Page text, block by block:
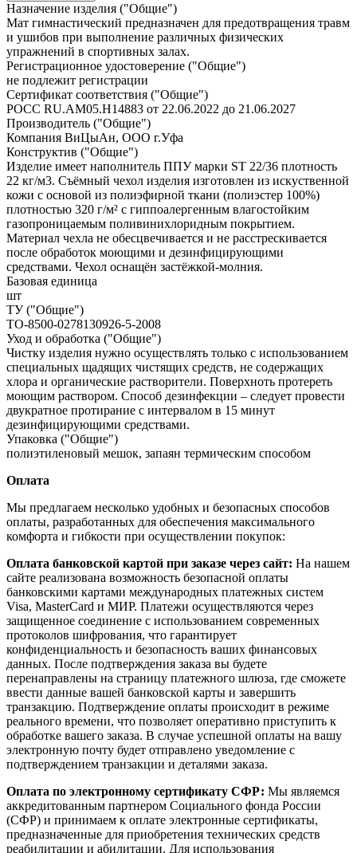
Назначение изделия ("Общие")
Мат гимнастический предназначен для предотвращения травм
и ушибов при выполнение различных физических
упражнений в спортивных залах.
Регистрационное удостоверение ("Общие")
не подлежит регистрации
Сертификат соответствия ("Общие")
РОСС RU.АМ05.H14883 от 22.06.2022 до 21.06.2027
Производитель ("Общие")
Компания ВиЦыАн, ООО г.Уфа
Конструктив ("Общие")
Изделие имеет наполнитель ППУ марки ST 22/36 плотность
22 кг/м3. Съёмный чехол изделия изготовлен из искуственной
кожи с основой из полиэфирной ткани (полиэстер 100%)
плотностью 320 г/м² с гиппоалергенным влагостойким
газопроницаемым поливинихлоридным покрытием.
Материал чехла не обесцвечивается и не расстрескивается
после обработок моющими и дезинфицирующими
средствами. Чехол оснащён застёжкой-молния.
Базовая единица
шт
ТУ ("Общие")
ТО-8500-0278130926-5-2008
Уход и обработка ("Общие")
Чистку изделия нужно осуществлять только с использованием
специальных щадящих чистящих средств, не содержащих
хлора и органические растворители. Поверхноть протереть
моющим раствором. Способ дезинфекции – следует провести
двукратное протирание с интервалом в 15 минут
дезинфицирующими средствами.
Упаковка ("Общие")
полиэтиленовый мешок, запаян термическим способом
Оплата
Мы предлагаем несколько удобных и безопасных способов
оплаты, разработанных для обеспечения максимального
комфорта и гибкости при осуществлении покупок:
Оплата банковской картой при заказе через сайт: На нашем
сайте реализована возможность безопасной оплаты
банковскими картами международных платежных систем
Visa, MasterCard и МИР. Платежи осуществляются через
защищенное соединение с использованием современных
протоколов шифрования, что гарантирует
конфиденциальность и безопасность ваших финансовых
данных. После подтверждения заказа вы будете
перенаправлены на страницу платежного шлюза, где сможете
ввести данные вашей банковской карты и завершить
транзакцию. Подтверждение оплаты происходит в режиме
реального времени, что позволяет оперативно приступить к
обработке вашего заказа. В случае успешной оплаты на вашу
электронную почту будет отправлено уведомление с
подтверждением транзакции и деталями заказа.
Оплата по электронному сертификату СФР: Мы являемся
аккредитованным партнером Социального фонда России
(СФР) и принимаем к оплате электронные сертификаты,
предназначенные для приобретения технических средств
реабилитации и абилитации. Для использования